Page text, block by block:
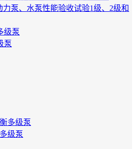
力泵、水泵性能验收试验1级、2级和
泵
级泵